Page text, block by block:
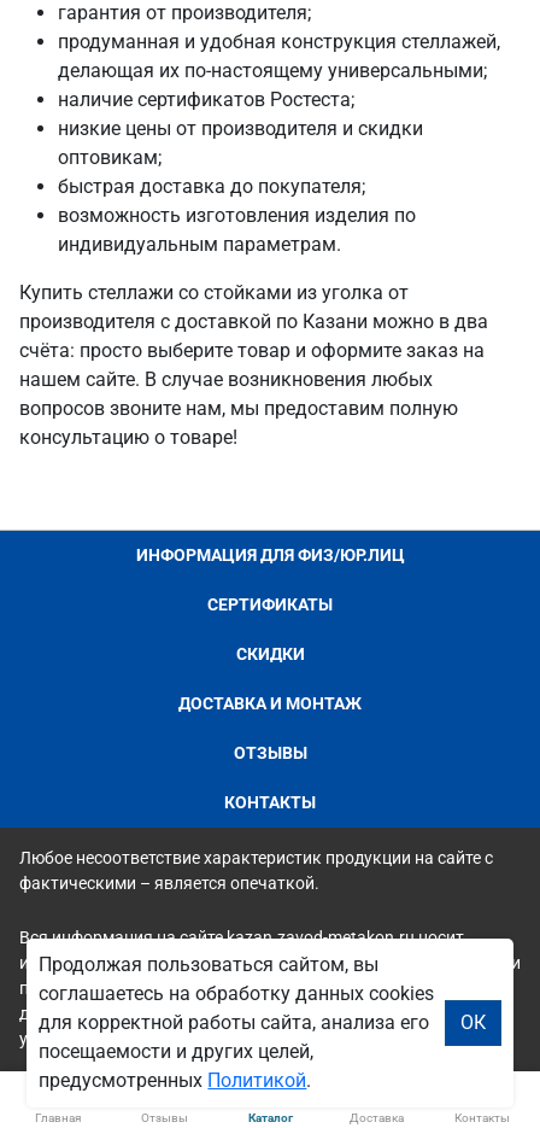
гарантия от производителя;
продуманная и удобная конструкция стеллажей,
делающая их по-настоящему универсальными;
наличие сертификатов Ростеста;
низкие цены от производителя и скидки
оптовикам;
быстрая доставка до покупателя;
возможность изготовления изделия по
индивидуальным параметрам.
Купить стеллажи со стойками из уголка от
производителя с доставкой по Казани можно в два
счёта: просто выберите товар и оформите заказ на
нашем сайте. В случае возникновения любых
вопросов звоните нам, мы предоставим полную
консультацию о товаре!
ИНФОРМАЦИЯ ДЛЯ ФИЗ/ЮР.ЛИЦ
СЕРТИФИКАТЫ
СКИДКИ
ДОСТАВКА И МОНТАЖ
ОТЗЫВЫ
КОНТАКТЫ
Любое несоответствие характеристик продукции на сайте с
фактическими – является опечаткой.
Вся информация на сайте kazan.zavod-metakon.ru носит
исключительно ознакомительный и справочный характер и ни
при каких условиях не является публичной офертой. Всю
дополнительную информацию можно узнать по телефонам
указанным на сайте.
Главная Отзывы Каталог Доставка Контакты
Продолжая пользоваться сайтом, вы
соглашаетесь на обработку данных cookies
для корректной работы сайта, анализа его
посещаемости и других целей,
предусмотренных Политикой.
ОК